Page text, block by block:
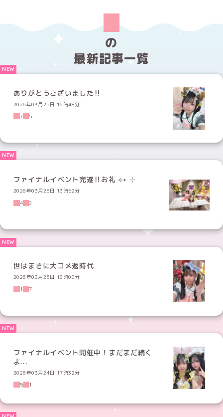
の
最新記事一覧
ありがとうございました‼️
2026年03月25日 16時48分
7
5
ファイナルイベント完遂‼️お礼 ⟡˖ ࣪⊹
2026年03月25日 13時52分
4
2
世はまさに大コメ返時代
2026年03月25日 13時00分
1
7
ファイナルイベント開催中！まだまだ続く
よ...
2026年03月24日 17時32分
5
1